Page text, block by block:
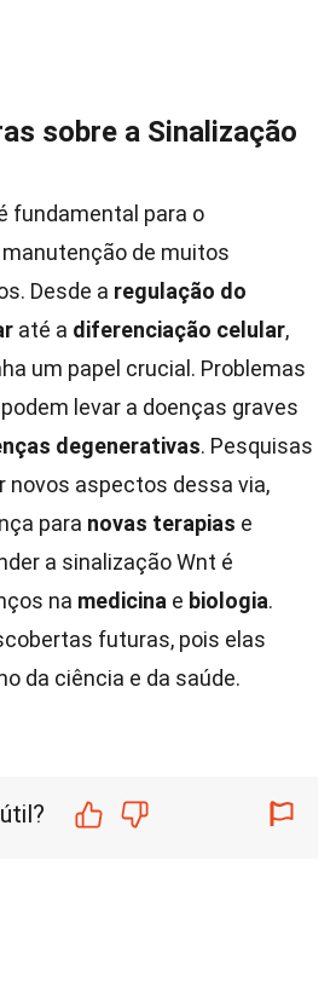
sobre a Sinalização
fundamental para o
de muitos
Desde a regulação do
até a diferenciação celular,
um papel crucial. Problemas
levar a doenças graves
degenerativas. Pesquisas
novos aspectos dessa via,
para novas terapias e
a sinalização Wnt é
na medicina e biologia.
futuras, pois elas
da ciência e da saúde.